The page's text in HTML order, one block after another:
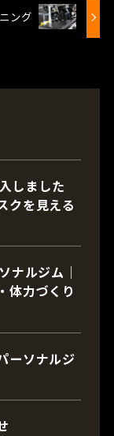
ング
しました
クを見える
ナルジム｜
体力づくり
ーソナルジ